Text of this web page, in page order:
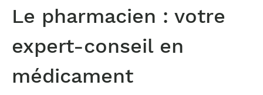
Le pharmacien : votre
expert-conseil en
médicament